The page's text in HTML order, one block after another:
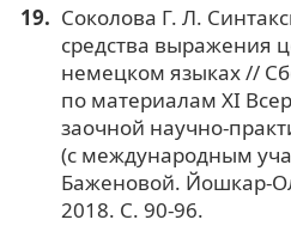
Соколова Г. Л.
средства выражения
немецком языках //
по материалам XI
заочной научно-
(с международным
Баженовой. Йошкар-
2018. С. 90-96.